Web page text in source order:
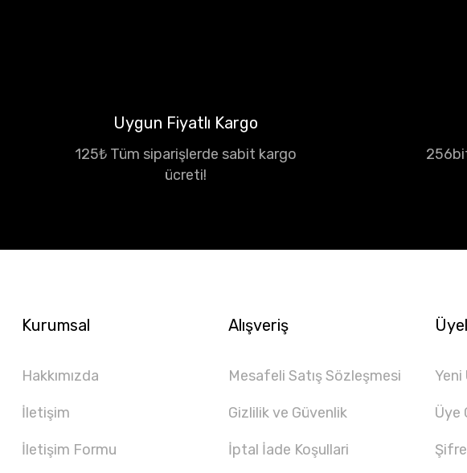
Uygun Fiyatlı Kargo
125₺ Tüm siparişlerde sabit kargo
ücreti!
Kurumsal
Hakkımızda
İletişim
İletişim Formu
Alışveriş
Mesafeli Satış Sözleşmesi
Gizlilik ve Güvenlik
İptal İade Koşullari
Yeni
Üye